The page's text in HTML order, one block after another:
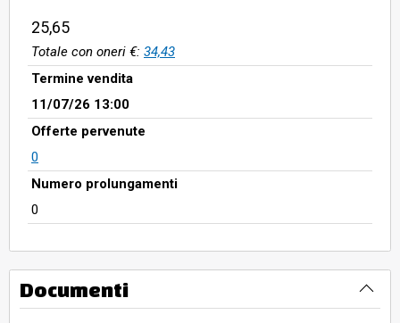
25,65
Totale con oneri €: 34,43
Termine vendita
11/07/26 13:00
Offerte pervenute
0
Numero prolungamenti
0
Documenti